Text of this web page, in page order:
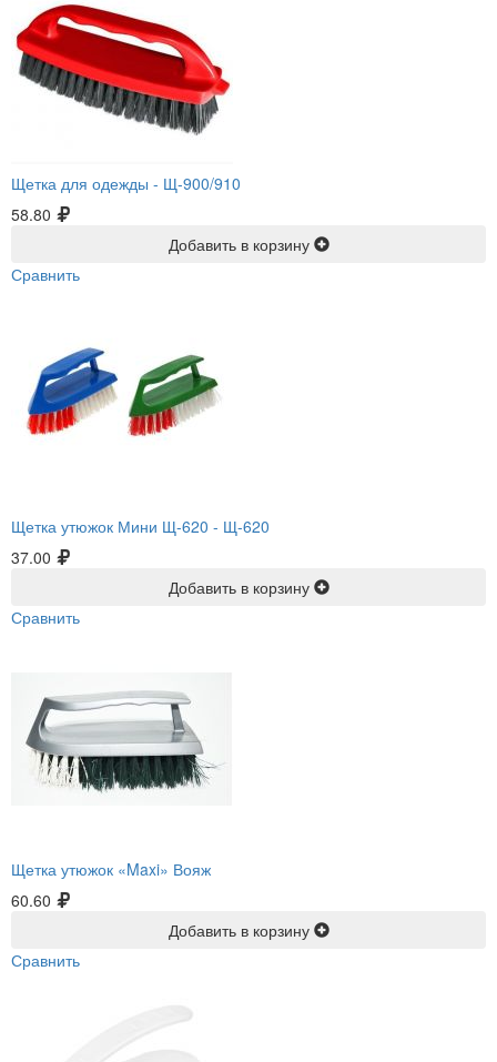
Щетка для одежды - Щ-900/910
58.80
Добавить в корзину
Сравнить
Щетка утюжок Мини Щ-620 - Щ-620
37.00
Добавить в корзину
Сравнить
Щетка утюжок «Maxi» Вояж
60.60
Добавить в корзину
Сравнить